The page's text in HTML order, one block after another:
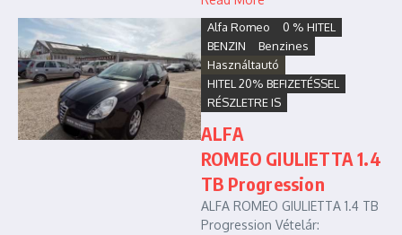
Alfa Romeo
0 % HITEL
BENZIN
Benzines
Használtautó
HITEL 20% BEFIZETÉSSEL
RÉSZLETRE IS
ALFA
ROMEO GIULIETTA 1.4
TB Progression
ALFA ROMEO GIULIETTA 1.4 TB
Progression Vételár: